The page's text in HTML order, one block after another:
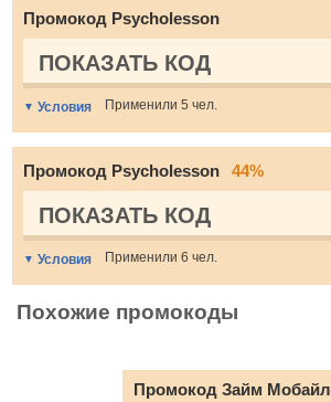
Промокод Psycholesson
ПОКАЗАТЬ КОД
Условия Применили 5 чел.
Промокод Psycholesson 44%
ПОКАЗАТЬ КОД
Условия Применили 6 чел.
Похожие промокоды
Промокод Займ Мобайл